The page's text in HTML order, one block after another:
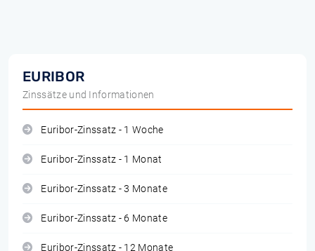
EURIBOR
Zinssätze und Informationen
Euribor-Zinssatz - 1 Woche
Euribor-Zinssatz - 1 Monat
Euribor-Zinssatz - 3 Monate
Euribor-Zinssatz - 6 Monate
Euribor-Zinssatz - 12 Monate